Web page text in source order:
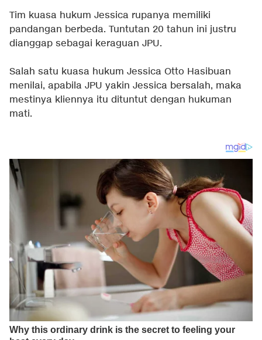
Tim kuasa hukum Jessica rupanya memiliki
pandangan berbeda. Tuntutan 20 tahun ini justru
dianggap sebagai keraguan JPU.
Salah satu kuasa hukum Jessica Otto Hasibuan
menilai, apabila JPU yakin Jessica bersalah, maka
mestinya kliennya itu dituntut dengan hukuman
mati.